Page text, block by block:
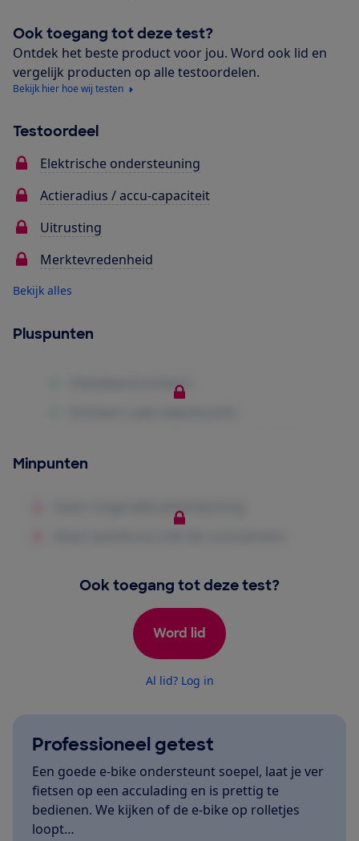
Ook toegang tot deze test?
Ontdek het beste product voor jou. Word ook lid en
vergelijk producten op alle testoordelen.
Bekijk hier hoe wij testen
Testoordeel
Elektrische ondersteuning
Actieradius / accu-capaciteit
Uitrusting
Merktevredenheid
Bekijk alles
Pluspunten
Minpunten
Ook toegang tot deze test?
Word lid
Al lid? Log in
Professioneel getest
Een goede e-bike ondersteunt soepel, laat je ver
fietsen op een acculading en is prettig te
bedienen. We kijken of de e-bike op rolletjes
loopt…